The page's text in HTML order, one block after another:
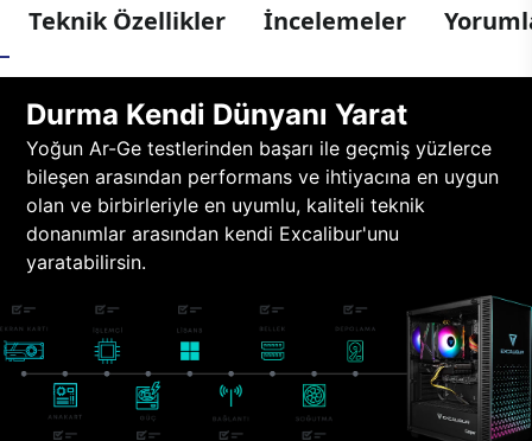
Teknik Özellikler İncelemeler
Durma Kendi Dünyanı Yarat
Yoğun Ar-Ge testlerinden başarı ile geçmiş yüzlerce
bileşen arasından performans ve ihtiyacına en uygun
olan ve birbirleriyle en uyumlu, kaliteli teknik
donanımlar arasından kendi Excalibur'unu
yaratabilirsin.